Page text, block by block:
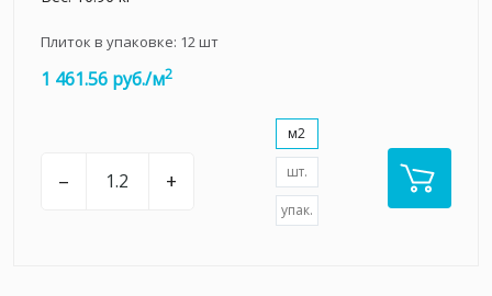
Плиток в упаковке: 12шт
1 461.56 руб./м2
– +
м2
шт.
упак.